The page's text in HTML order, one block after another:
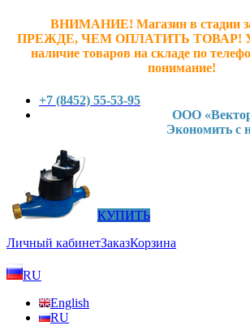
ВНИМАНИЕ! Магазин в стадии
ПРЕЖДЕ, ЧЕМ ОПЛАТИТЬ ТОВАР!
наличие товаров на складе по
понимание!
+7 (8452) 55-53-95
ООО
Экономить с нами
КУПИТЬ
Личный кабинетЗаказКорзина
RU
English
RU